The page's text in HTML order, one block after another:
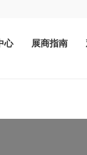
心 展商指南